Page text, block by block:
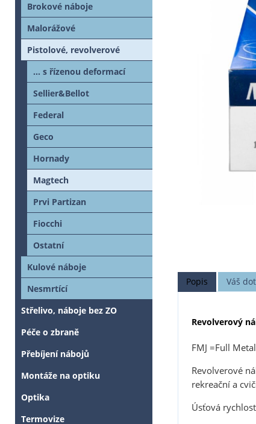
Popis Váš
Revolverový
FMJ =Full
Revolverové
rekreační a
Úsťová
Brokové náboje
Malorážové
Pistolové, revolverové
... s řízenou deformací
Sellier&Bellot
Federal
Geco
Hornady
Magtech
Prvi Partizan
Fiocchi
Ostatní
Kulové náboje
Nesmrtící
Střelivo, náboje bez ZO
Péče o zbraně
Přebíjení nábojů
Montáže na optiku
Optika
Termovize